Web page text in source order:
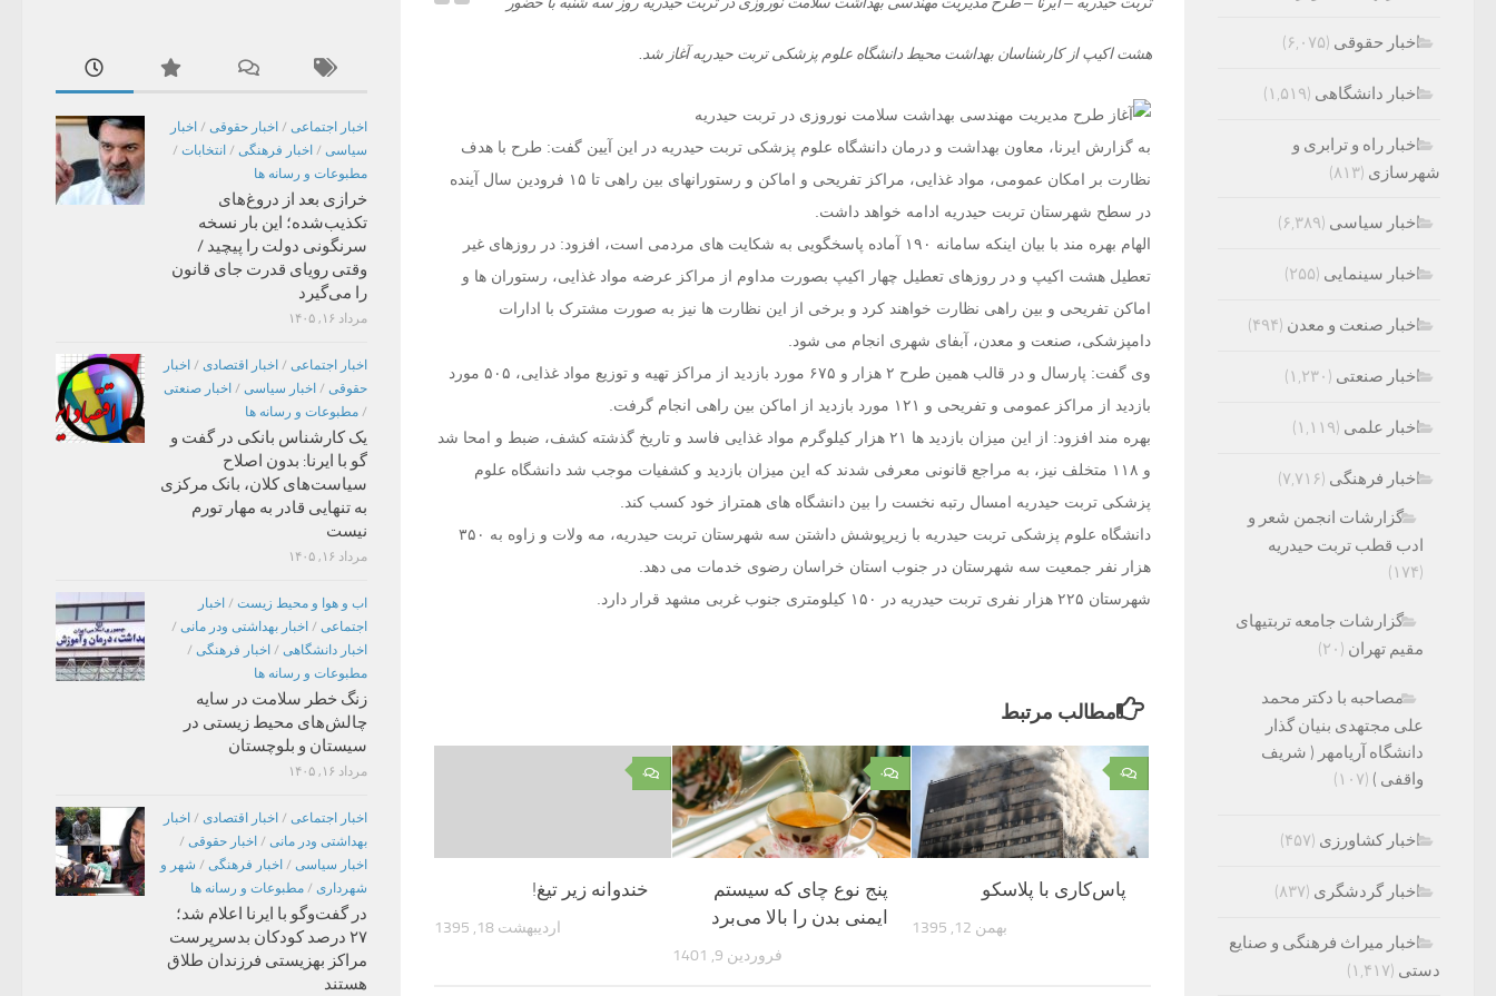
هشت اکیپ از کارشناسان بهداشت محیط دانشگاه علوم پزشکی تربت حیدریه آغاز شد.
به گزارش ایرنا، معاون بهداشت و درمان دانشگاه علوم پزشکی تربت حیدریه در این آیین گفت: طرح با هدف
نظارت بر امکان عمومی، مواد غذایی، مراکز تفریحی و اماکن و رستورانهای بین راهی تا ۱۵ فرودین سال آینده
در سطح شهرستان تربت حیدریه ادامه خواهد داشت.
الهام بهره مند با بیان اینکه سامانه ۱۹۰ آماده پاسخگویی به شکایت های مردمی است، افزود: در روزهای غیر
تعطیل هشت اکیپ و در روزهای تعطیل چهار اکیپ بصورت مداوم از مراکز عرضه مواد غذایی، رستوران ها و
اماکن تفریحی و بین راهی نظارت خواهند کرد و برخی از این نظارت ها نیز به صورت مشترک با ادارات
دامپزشکی، صنعت و معدن، آبفای شهری انجام می شود.
وی گفت: پارسال و در قالب همین طرح ۲ هزار و ۶۷۵ مورد بازدید از مراکز تهیه و توزیع مواد غذایی، ۵۰۵ مورد
بازدید از مراکز عمومی و تفریحی و ۱۲۱ مورد بازدید از اماکن بین راهی انجام گرفت.
بهره مند افزود: از این میزان بازدید ها ۲۱ هزار کیلوگرم مواد غذایی فاسد و تاریخ گذشته کشف، ضبط و امحا شد
و ۱۱۸ متخلف نیز، به مراجع قانونی معرفی شدند که این میزان بازدید و کشفیات موجب شد دانشگاه علوم
پزشکی تربت حیدریه امسال رتبه نخست را بین دانشگاه های همتراز خود کسب کند.
دانشگاه علوم پزشکی تربت حیدریه با زیرپوشش داشتن سه شهرستان تربت حیدریه، مه ولات و زاوه به ۳۵۰
هزار نفر جمعیت سه شهرستان در جنوب استان خراسان رضوی خدمات می دهد.
شهرستان ۲۲۵ هزار نفری تربت حیدریه در ۱۵۰ کیلومتری جنوب غربی مشهد قرار دارد.
مطالب مرتبط
۰
خندوانه زیر تیغ!
اردیبهشت 18, 1395
۰
پنج نوع چای که سیستم
ایمنی بدن را بالا می‌برد
فروردین 9, 1401
۰
پاس‌کاری با پلاسکو
بهمن 12, 1395
اخبار اجتماعی / اخبار حقوقی / اخبار
سیاسی / اخبار فرهنگی / انتخابات /
مطبوعات و رسانه ها
خرازی بعد از دروغ‌های
تکذیب‌شده؛ این بار نسخه
سرنگونی دولت را پیچید /
وقتی رویای قدرت جای قانون
را می‌گیرد
مرداد ۱۶, ۱۴۰۵
اخبار اجتماعی / اخبار اقتصادی / اخبار
حقوقی / اخبار سیاسی / اخبار صنعتی
/ مطبوعات و رسانه ها
یک کارشناس بانکی در گفت و
گو با ایرنا: بدون اصلاح
سیاست‌های کلان، بانک مرکزی
به تنهایی قادر به مهار تورم
نیست
مرداد ۱۶, ۱۴۰۵
اب و هوا و محیط زیست / اخبار
اجتماعی / اخبار بهداشتی ودر مانی /
اخبار دانشگاهی / اخبار فرهنگی /
مطبوعات و رسانه ها
زنگ خطر سلامت در سایه
چالش‌های محیط زیستی در
سیستان و بلوچستان
مرداد ۱۶, ۱۴۰۵
اخبار اجتماعی / اخبار اقتصادی / اخبار
بهداشتی ودر مانی / اخبار حقوقی /
اخبار سیاسی / اخبار فرهنگی / شهر و
شهرداری / مطبوعات و رسانه ها
در گفت‌وگو با ایرنا اعلام شد؛
۲۷ درصد کودکان بدسرپرست
مراکز بهزیستی فرزندان طلاق
هستند
اخبار حقوقی (۶,۰۷۵)
اخبار دانشگاهی (۱,۵۱۹)
اخبار راه و ترابری و
شهرسازی (۸۱۳)
اخبار سیاسی (۶,۳۸۹)
اخبار سینمایی (۲۵۵)
اخبار صنعت و معدن (۴۹۴)
اخبار صنعتی (۱,۲۳۰)
اخبار علمی (۱,۱۱۹)
اخبار فرهنگی (۷,۷۱۶)
گزارشات انجمن شعر و
ادب قطب تربت حیدریه
(۱۷۴)
گزارشات جامعه تربتیهای
مقیم تهران (۲۰)
مصاحبه با دکتر محمد
علی مجتهدی بنیان گذار
دانشگاه آریامهر ( شریف
واقفی ) (۱۰۷)
اخبار کشاورزی (۴۵۷)
اخبار گردشگری (۸۳۷)
اخبار میراث فرهنگی و صنایع
دستی (۱,۴۱۷)